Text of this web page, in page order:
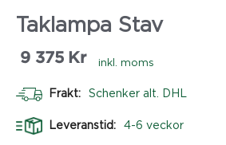
Taklampa Stav
9 375 Kr inkl. moms
Frakt: Schenker alt. DHL
Leveranstid: 4-6 veckor